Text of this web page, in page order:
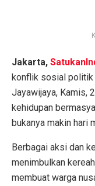
Jakarta,
konflik sosial politik
Jayawijaya, Kamis,
kehidupan
bukanya makin hari
Berbagai aksi dan
menimbulkan
membuat warga